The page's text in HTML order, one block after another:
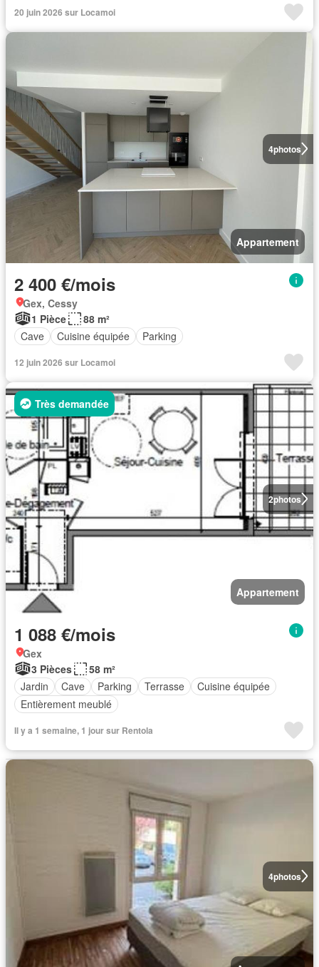
20 juin 2026 sur Locamoi
4photos
Appartement
2 400 €/mois
Gex, Cessy
1 Pièce
88 m²
Cave
Cuisine équipée Parking
12 juin 2026 sur Locamoi
2photos
Très demandée
Appartement
1 088 €/mois
Gex
3 Pièces
58 m²
Jardin
Cave Parking Terrasse
Cuisine équipée
Entièrement meublé
Il y a 1 semaine, 1 jour sur Rentola
4photos